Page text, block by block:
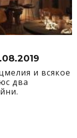
и всякое
два